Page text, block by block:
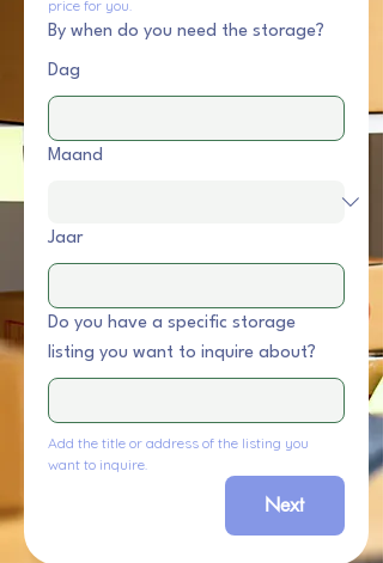
price for you.
By when do you need the storage?
Dag
Maand
Jaar
Do you have a specific storage
listing you want to inquire about?
Add the title or address of the listing you
want to inquire.
Next